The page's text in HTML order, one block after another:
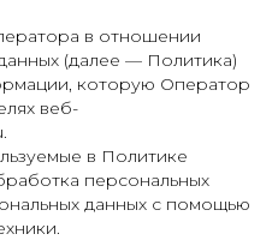
в отношении
(далее — Политика)
которую Оператор
веб-
в Политике
персональных
данных с помощью